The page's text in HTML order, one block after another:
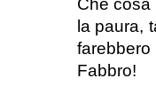
Che cosa
la paura,
Fabbro!